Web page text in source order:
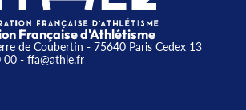
Française d'Athlétisme
de Coubertin - 75640 Paris Cedex 13
00- ffa@athle.fr